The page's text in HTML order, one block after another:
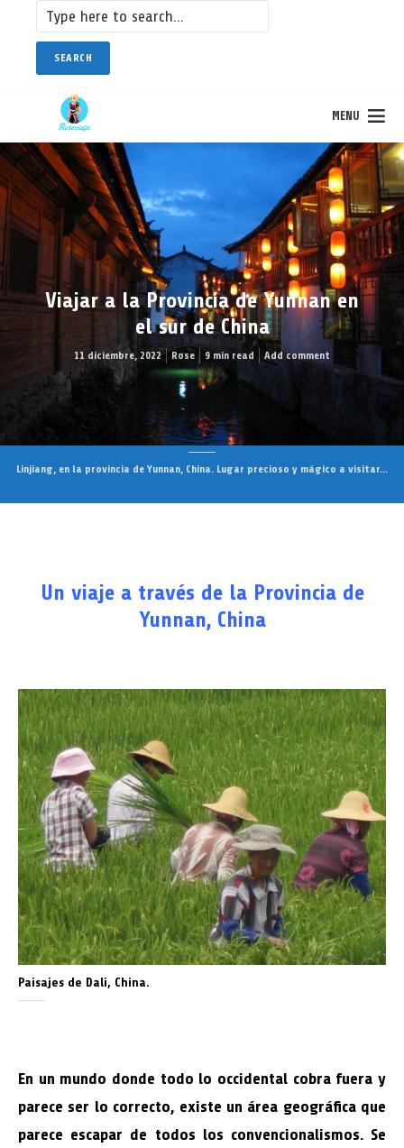
SEARCH
MENU
Linjiang, en la provincia de Yunnan, China. Lugar precioso y mágico a visitar...
Viajar a la Provincia de Yunnan en
el sur de China
11 diciembre, 2022 Rose 9 min read Add comment
Un viaje a través de la Provincia de
Yunnan, China
Paisajes de Dali, China.
En un mundo donde todo lo occidental cobra fuera y
parece ser lo correcto, existe un área geográfica que
parece escapar de todos los convencionalismos. Se